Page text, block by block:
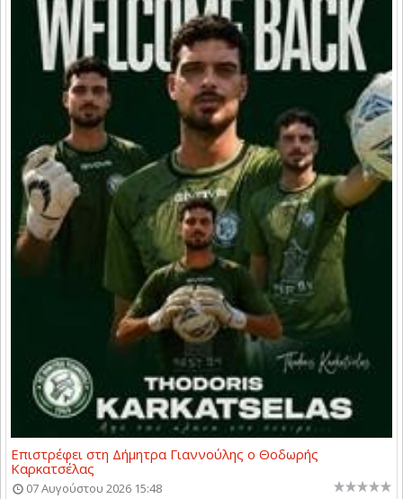
Επιστρέφει στη Δήμητρα Γιαννούλης ο Θοδωρής
Καρκατσέλας
07 Αυγούστου 2026 15:48